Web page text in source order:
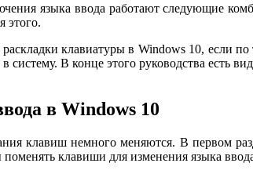
языка ввода работают следующие
этого.
клавиатуры в Windows 10, если
В конце этого руководства есть
в Windows 10
клавиш немного меняются. В первом
клавиши для изменения языка